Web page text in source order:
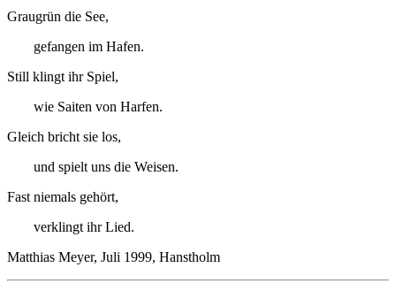
Graugrün die See,
gefangen im Hafen.
Still klingt ihr Spiel,
wie Saiten von Harfen.
Gleich bricht sie los,
und spielt uns die Weisen.
Fast niemals gehört,
verklingt ihr Lied.
Matthias Meyer, Juli 1999, Hanstholm